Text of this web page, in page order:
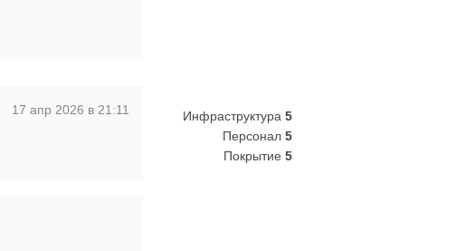
17 апр 2026 в 21:11
Инфраструктура 5
Персонал 5
Покрытие 5